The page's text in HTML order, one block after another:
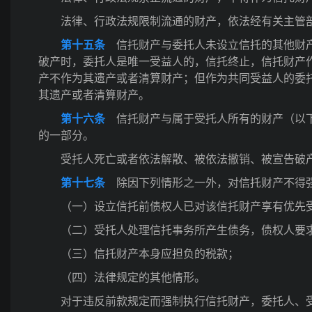
法律、行政法规限制流通的财产，依法经有关主
第十五条信托财产与委托人未设立信托的其他财
破产时，委托人是唯一受益人的，信托终止，信托财
产不作为其遗产或者清算财产；但作为共同受益人的
其遗产或者清算财产。
第十六条信托财产与属于受托人所有的财产（以
的一部分。
受托人死亡或者依法解散、被依法撤销、被宣告
第十七条除因下列情形之一外，对信托财产不得
（一）设立信托前债权人已对该信托财产享有优
（二）受托人处理信托事务所产生债务，债权人
（三）信托财产本身应担负的税款；
（四）法律规定的其他情形。
对于违反前款规定而强制执行信托财产，委托人